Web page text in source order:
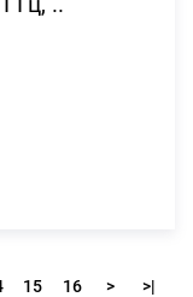
15 16 > >|